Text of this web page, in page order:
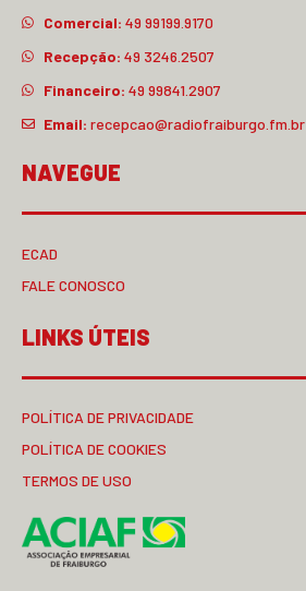
Comercial: 49 99199.9170
Recepção: 49 3246.2507
Financeiro: 49 99841.2907
Email: recepcao@radiofraiburgo.fm.br
NAVEGUE
ECAD
FALE CONOSCO
LINKS ÚTEIS
POLÍTICA DE PRIVACIDADE
POLÍTICA DE COOKIES
TERMOS DE USO